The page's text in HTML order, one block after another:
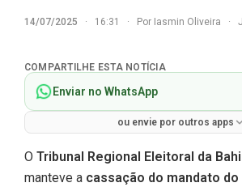
14/07/2025 · 16:31 · Por Iasmin Oliveira ·
COMPARTILHE ESTA NOTÍCIA
Enviar no WhatsApp
ou envie por outros apps
O Tribunal Regional Eleitoral da
manteve a cassação do mandato